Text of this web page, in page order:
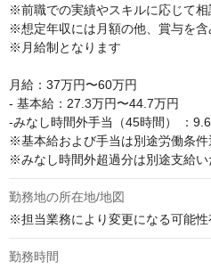
※前職での実績やスキルに応じて相
※想定年収には月額の他、賞与を含
※月給制となります
月給：37万円〜60万円
- 基本給：27.3万円〜44.7万円
-みなし時間外手当（45時間） ：
※基本給および手当は別途労働条件
※みなし時間外超過分は別途支給
勤務地の所在地/地図
※担当業務により変更になる可能性
勤務時間